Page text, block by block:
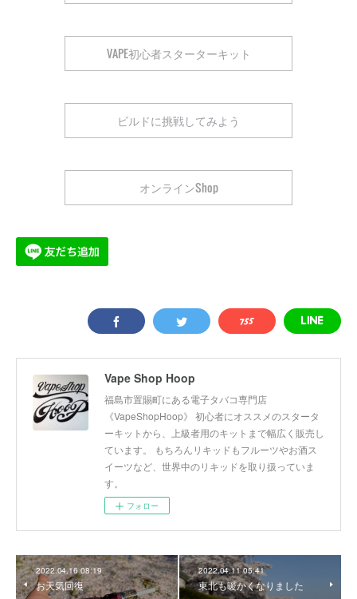
VAPE初心者スターターキット
ビルドに挑戦してみよう
オンラインShop
Vape Shop Hoop
福島市置賜町にある電子タバコ専門店
《VapeShopHoop》 初心者にオススメのスタータ
ーキットから、上級者用のキットまで幅広く販売し
ています。 もちろんリキッドもフルーツやお酒ス
イーツなど、世界中のリキッドを取り扱っていま
す。
フォロー
2022.04.16 08:19
お天気回復
2022.04.11 05:41
東北も暖かくなりました